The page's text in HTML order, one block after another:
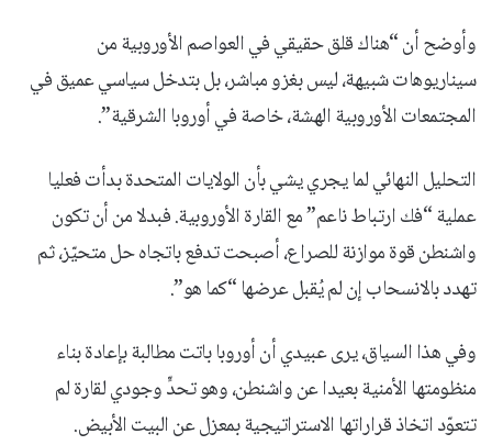
وأوضح أن “هناك قلق حقيقي في العواصم الأوروبية من
سيناريوهات شبيهة، ليس بغزو مباشر، بل بتدخل سياسي عميق في
المجتمعات الأوروبية الهشة، خاصة في أوروبا الشرقية”.
التحليل النهائي لما يجري يشي بأن الولايات المتحدة بدأت فعليا
عملية “فك ارتباط ناعم” مع القارة الأوروبية. فبدلا من أن تكون
واشنطن قوة موازنة للصراع، أصبحت تدفع باتجاه حل متحيّز، ثم
تهدد بالانسحاب إن لم يُقبل عرضها “كما هو”.
وفي هذا السياق، يرى عبيدي أن أوروبا باتت مطالبة بإعادة بناء
منظومتها الأمنية بعيدا عن واشنطن، وهو تحدٍّ وجودي لقارة لم
تتعوّد اتخاذ قراراتها الاستراتيجية بمعزل عن البيت الأبيض.